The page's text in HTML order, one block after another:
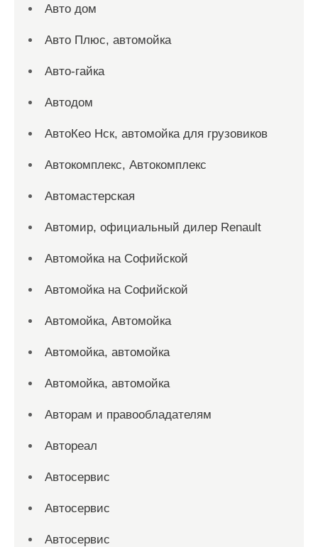
Авто дом
Авто Плюс, автомойка
Авто-гайка
Автодом
АвтоКео Нск, автомойка для грузовиков
Автокомплекс, Автокомплекс
Автомастерская
Автомир, официальный дилер Renault
Автомойка на Софийской
Автомойка на Софийской
Автомойка, Автомойка
Автомойка, автомойка
Автомойка, автомойка
Авторам и правообладателям
Автореал
Автосервис
Автосервис
Автосервис